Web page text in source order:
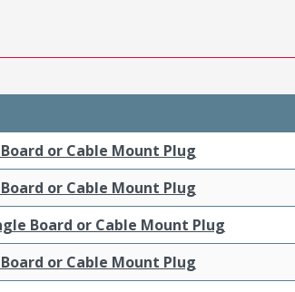
or Cable Mount Plug
or Cable Mount Plug
Board or Cable Mount Plug
or Cable Mount Plug